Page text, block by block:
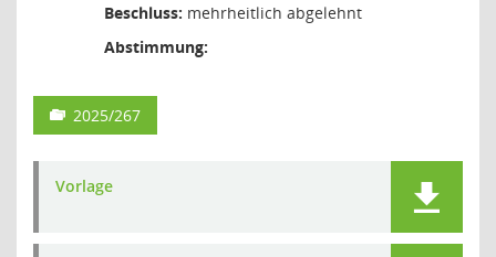
Beschluss: mehrheitlich abgelehnt
Abstimmung:
2025/267
Vorlage